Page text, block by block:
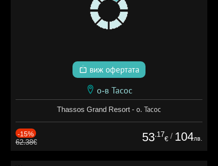
виж офертата
о-в Тасос
Thassos Grand Resort - о. Тасос
-15%
62.38€ 53.17
€ / 104лв.